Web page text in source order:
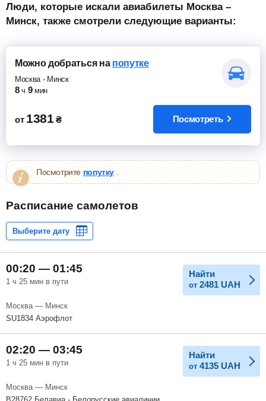
Люди, которые искали авиабилеты Москва –
Минск, также смотрели следующие варианты:
Можно добратьсяна попутке
Москва - Минск
8 ч 9 мин
от 1381 ₴ Посмотреть
Посмотрите попутку.
Расписание самолетов
00:20 — 01:45
1 ч 25 мин в пути
Найти
от 2481 UAH
Москва — Минск
SU1834 Аэрофлот
02:20 — 03:45
1 ч 25 мин в пути
Найти
от 4135 UAH
Москва — Минск
B28762 Белавиа - Белорусские авиалинии